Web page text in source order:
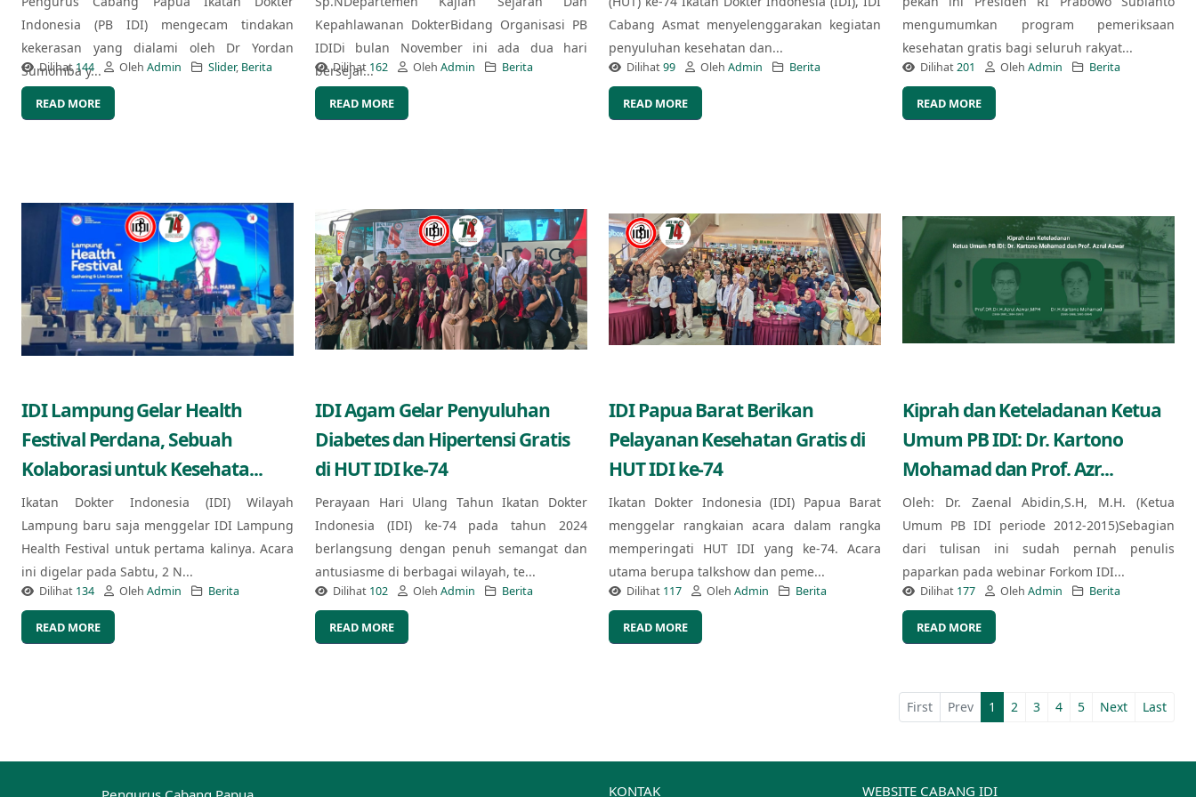
Indonesia (PB IDI) mengecam tindakan
kekerasan yang dialami oleh Dr Yordan
Sumomba y...
Dilihat144 Oleh Admin Slider, Berita
READ MORE
Kepahlawanan DokterBidang Organisasi PB
IDIDi bulan November ini ada dua hari
bersejar...
Dilihat 162 Oleh Admin Berita
READ MORE
Cabang Asmat menyelenggarakan kegiatan
penyuluhan kesehatan dan...
Dilihat99 Oleh Admin Berita
READ MORE
mengumumkan program pemeriksaan
kesehatan gratis bagi seluruh rakyat...
Dilihat201 Oleh Admin Berita
READ MORE
IDI Lampung Gelar Health
Festival Perdana, Sebuah
Kolaborasi untuk Kesehata...
Ikatan Dokter Indonesia (IDI) Wilayah
Lampung baru saja menggelar IDI Lampung
Health Festival untuk pertama kalinya. Acara
ini digelar pada Sabtu, 2 N...
Dilihat 134 Oleh Admin Berita
READ MORE
IDI Agam Gelar Penyuluhan
Diabetes dan Hipertensi Gratis
di HUT IDI ke-74
Perayaan Hari Ulang Tahun Ikatan Dokter
Indonesia (IDI) ke-74 pada tahun 2024
berlangsung dengan penuh semangat dan
antusiasme di berbagai wilayah, te...
Dilihat 102 Oleh Admin Berita
READ MORE
IDI Papua Barat Berikan
Pelayanan Kesehatan Gratis di
HUT IDI ke-74
Ikatan Dokter Indonesia (IDI) Papua Barat
menggelar rangkaian acara dalam rangka
memperingati HUT IDI yang ke-74. Acara
utama berupa talkshow dan peme...
Dilihat 117 Oleh Admin Berita
READ MORE
Kiprah dan Keteladanan Ketua
Umum PB IDI: Dr. Kartono
Mohamad dan Prof. Azr...
Oleh: Dr. Zaenal Abidin,S.H, M.H. (Ketua
Umum PB IDI periode 2012-2015)Sebagian
dari tulisan ini sudah pernah penulis
paparkan pada webinar Forkom IDI...
Dilihat 177 Oleh Admin Berita
READ MORE
First Prev 1 2 3 4 5 Next Last
KONTAK WEBSITE CABANG IDI